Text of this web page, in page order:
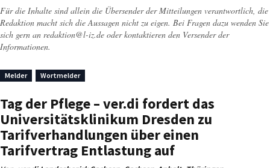
Für die Inhalte sind allein die Übersender der Mitteilungen verantwortlich, die
Redaktion macht sich die Aussagen nicht zu eigen. Bei Fragen dazu wenden Sie
sich gern an redaktion@l-iz.de oder kontaktieren den Versender der
Informationen.
Melder Wortmelder
Tag der Pflege – ver.di fordert das
Universitätsklinikum Dresden zu
Tarifverhandlungen über einen
Tarifvertrag Entlastung auf